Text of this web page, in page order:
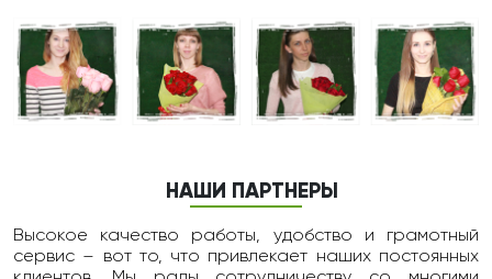
НАШИ ПАРТНЕРЫ
Высокое качество работы, удобство и грамотный
сервис – вот то, что привлекает наших постоянных